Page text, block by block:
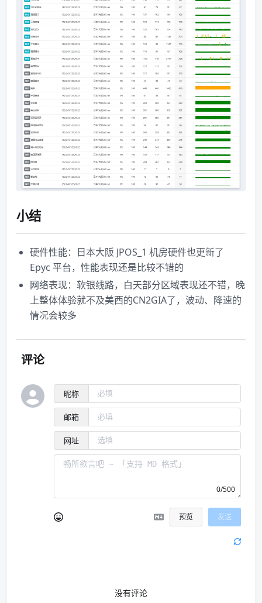
小结
硬件性能：日本大阪 JPOS_1 机房硬件也更新了
Epyc 平台，性能表现还是比较不错的
网络表现：软银线路，白天部分区域表现还不错，晚
上整体体验就不及美西的CN2GIA了，波动、降速的
情况会较多
评论
昵称
邮箱
网址
0/500
预览 发送
没有评论